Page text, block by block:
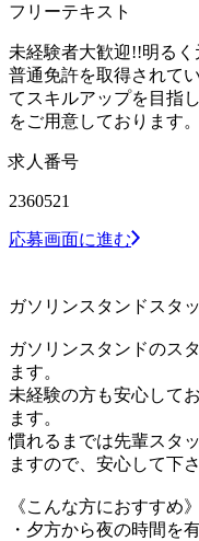
フリーテキスト
未経験者大歓迎!!明る
普通免許を取得されて
てスキルアップを目指
をご用意しております。
求人番号
2360521
応募画面に進む
ガソリンスタンドスタ
ガソリンスタンドのス
ます。
未経験の方も安心して
ます。
慣れるまでは先輩スタ
ますので、安心して下さ
《こんな方におすすめ》
・夕方から夜の時間を